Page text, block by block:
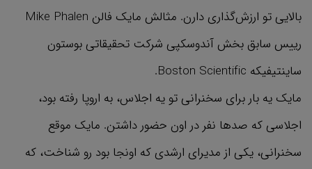
بالایی تو ارزش‌گذاری دارن. مثالش مایک فالن Mike Phalen
رییس سابق بخش آندوسکپی شرکت تحقیقاتی بوستون
ساینتیفیکه Boston Scientific.
مایک یه بار برای سخنرانی تو یه اجلاس، به اروپا رفته بود،
اجلاسی که صدها نفر در اون حضور داشتن. مایک موقع
سخنرانی، یکی از مدیرای ارشدی که اونجا بود رو شناخت، که